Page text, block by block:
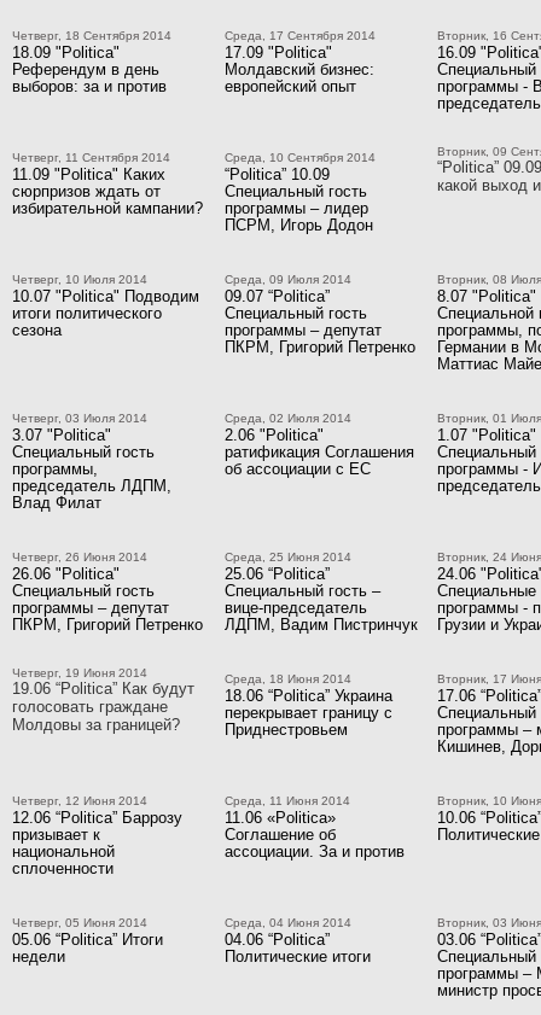
Четверг, 18 Сентября 2014
18.09 "Politica"
Референдум в день
выборов: за и против
Среда, 17 Сентября 2014
17.09 "Politica"
Молдавский бизнес:
европейский опыт
Вторник, 16
16.09
Специальный
программы -
Четверг, 11 Сентября 2014
11.09 "Politica" Каких
сюрпризов ждать от
избирательной кампании?
Среда, 10 Сентября 2014
“Politica” 10.09
Специальный гость
программы – лидер
ПСРМ, Игорь Додон
Вторник, 09
“Politica”
какой выход
Четверг, 10 Июля 2014
10.07 "Politica" Подводим
итоги политического
сезона
Среда, 09 Июля 2014
09.07 “Politica”
Специальный гость
программы – депутат
ПКРМ, Григорий Петренко
Вторник, 08
8.07 "Politica"
Специальной
программы,
Германии в
Маттиас
Четверг, 03 Июля 2014
3.07 "Politica"
Специальный гость
программы,
председатель ЛДПМ,
Влад Филат
Среда, 02 Июля 2014
2.06 "Politica"
ратификация Соглашения
об ассоциации с ЕС
Вторник, 01
1.07 "Politica"
Специальный
программы -
Четверг, 26 Июня 2014
26.06 "Politica"
Специальный гость
программы – депутат
ПКРМ, Григорий Петренко
Среда, 25 Июня 2014
25.06 “Politica”
Специальный гость –
вице-председатель
ЛДПМ, Вадим Пистринчук
Вторник, 24
24.06
Специальные
программы -
Грузии и
Четверг, 19 Июня 2014
19.06 “Politica” Как будут
голосовать граждане
Молдовы за границей?
Среда, 18 Июня 2014
18.06 “Politica” Украина
перекрывает границу с
Приднестровьем
Вторник, 17
17.06 “Politica”
Специальный
программы –
Кишинев,
Четверг, 12 Июня 2014
12.06 “Politica” Баррозу
призывает к
национальной
сплоченности
Среда, 11 Июня 2014
11.06 «Politica»
Соглашение об
ассоциации. За и против
Вторник, 10
10.06 “Politica”
Четверг, 05 Июня 2014
05.06 “Politica” Итоги
недели
Среда, 04 Июня 2014
04.06 “Politica”
Политические итоги
Вторник, 03
03.06 “Politica”
Специальный
программы –
министр